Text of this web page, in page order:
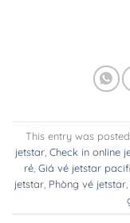
This entry was
jetstar Check in online
rẻ Giá vé jetstar
jetstar Phòng vé jetstar